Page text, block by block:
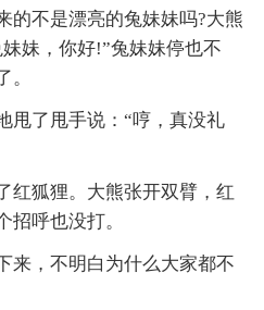
的不是漂亮的兔妹妹吗?大熊
妹，你好!”兔妹妹停也不
。
甩了甩手说：“哼，真没礼
红狐狸。大熊张开双臂，红
招呼也没打。
来，不明白为什么大家都不